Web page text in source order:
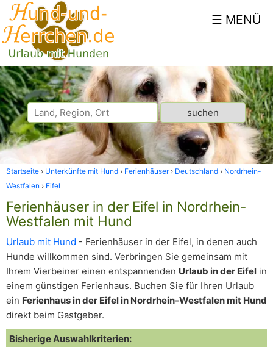
Startseite Unterkünfte mit Hund Ferienhäuser Deutschland
Nordrhein-
Westfalen
Eifel
Ferienhäuser in der Eifel in Nordrhein-
Westfalen mit Hund
Urlaub mit Hund - Ferienhäuser in der Eifel, in denen auch
Hunde willkommen sind. Verbringen Sie gemeinsam mit
Ihrem Vierbeiner einen entspannenden Urlaub in der Eifel in
einem günstigen Ferienhaus. Buchen Sie für Ihren Urlaub
ein Ferienhaus in der Eifel in Nordrhein-Westfalen mit Hund
direkt beim Gastgeber.
Bisherige Auswahlkriterien: